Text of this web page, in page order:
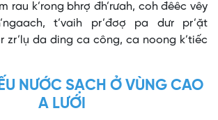
rau k’rong bhrợ đh’rưah, coh đêêc vêy
t’vaih pr’đơợ pa dưr pr’ặt
zr’lụ da ding ca công, ca noong k’tiếc
NƯỚC SẠCH Ở VÙNG CAO
A LƯỚI